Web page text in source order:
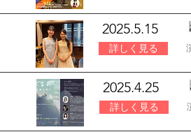
更新情報アーカイブ
2025.5.15
詳しく見る
2025.4.25
詳しく見る